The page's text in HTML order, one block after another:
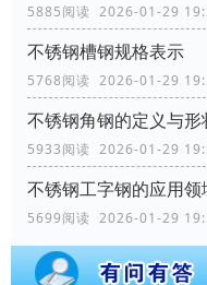
5885阅读 2026-01-29
不锈钢槽钢规格表示
5768阅读 2026-01-29
不锈钢角钢的定义与形
5933阅读 2026-01-29
不锈钢工字钢的应用领
5699阅读 2026-01-29